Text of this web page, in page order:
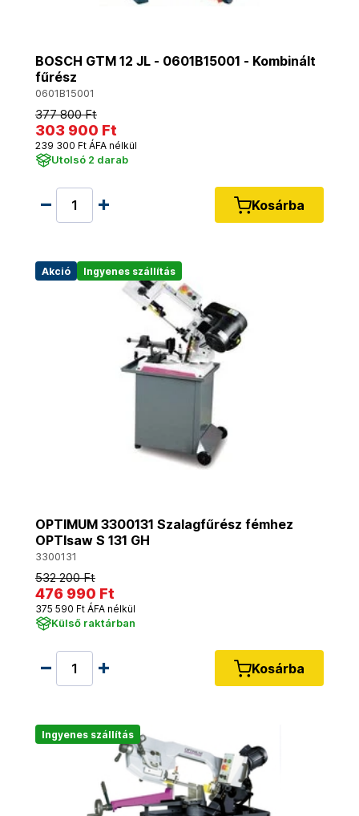
BOSCH GTM 12 JL - 0601B15001 - Kombinált
fűrész
0601B15001
377 800 Ft
303 900 Ft
239 300 Ft ÁFA nélkül
Utolsó 2 darab
Kosárba
Akció Ingyenes szállítás
OPTIMUM 3300131 Szalagfűrész fémhez
OPTIsaw S 131 GH
3300131
532 200 Ft
476 990 Ft
375 590 Ft ÁFA nélkül
Külső raktárban
Kosárba
Ingyenes szállítás